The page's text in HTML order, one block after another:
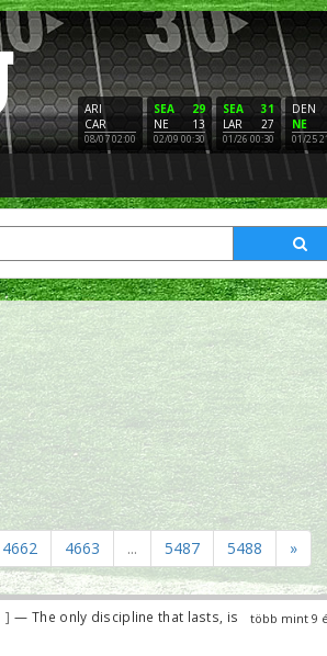
ARI
CAR
08/07 02:00
29
SEA
13
NE
02/09 00:30
31
SEA
27
LAR
01/26 00:30
DEN
NE
01/25
4662 4663 ... 5487 5488 »
több mint 9
— The only discipline that lasts, is